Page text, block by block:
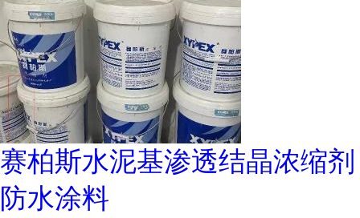
赛柏斯水泥基渗透结晶浓缩剂
防水涂料